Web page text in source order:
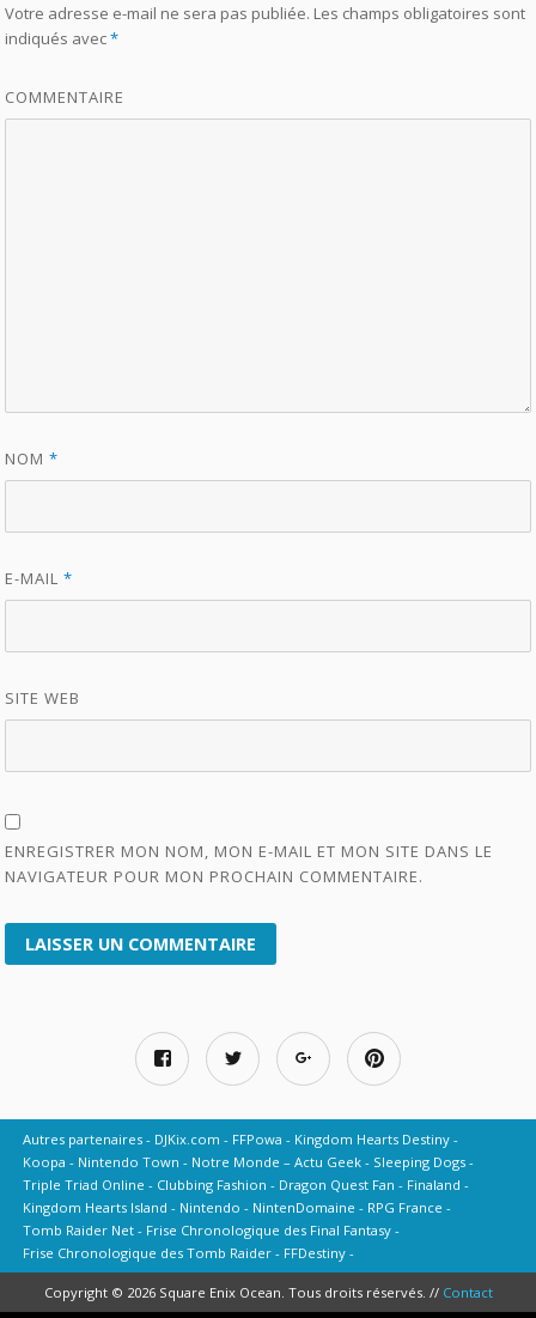
Votre adresse e-mail ne sera pas publiée. Les champs obligatoires sont
indiqués avec*
COMMENTAIRE
NOM*
E-MAIL*
SITE WEB
ENREGISTRER MON NOM, MON E-MAIL ET MON SITE DANS LE
NAVIGATEUR POUR MON PROCHAIN COMMENTAIRE.
Autres partenaires DJKix.com FFPowa
Kingdom Hearts Destiny
Koopa
Nintendo Town Notre Monde – Actu Geek
Sleeping Dogs
Triple Triad Online
Clubbing Fashion Dragon Quest Fan
Finaland
Kingdom Hearts Island
Nintendo NintenDomaine
RPG France
Tomb Raider Net
Frise Chronologique des Final Fantasy
Frise Chronologique des Tomb Raider
FFDestiny
Copyright © 2026 Square Enix Ocean. Tous droits réservés. // Contact